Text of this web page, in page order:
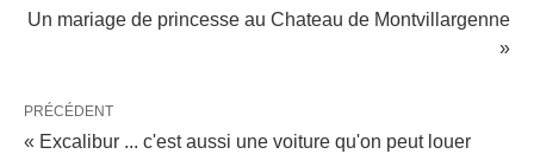
Un mariage de princesse au Chateau de Montvillargenne
»
PRÉCÉDENT
« Excalibur ... c'est aussi une voiture qu'on peut louer